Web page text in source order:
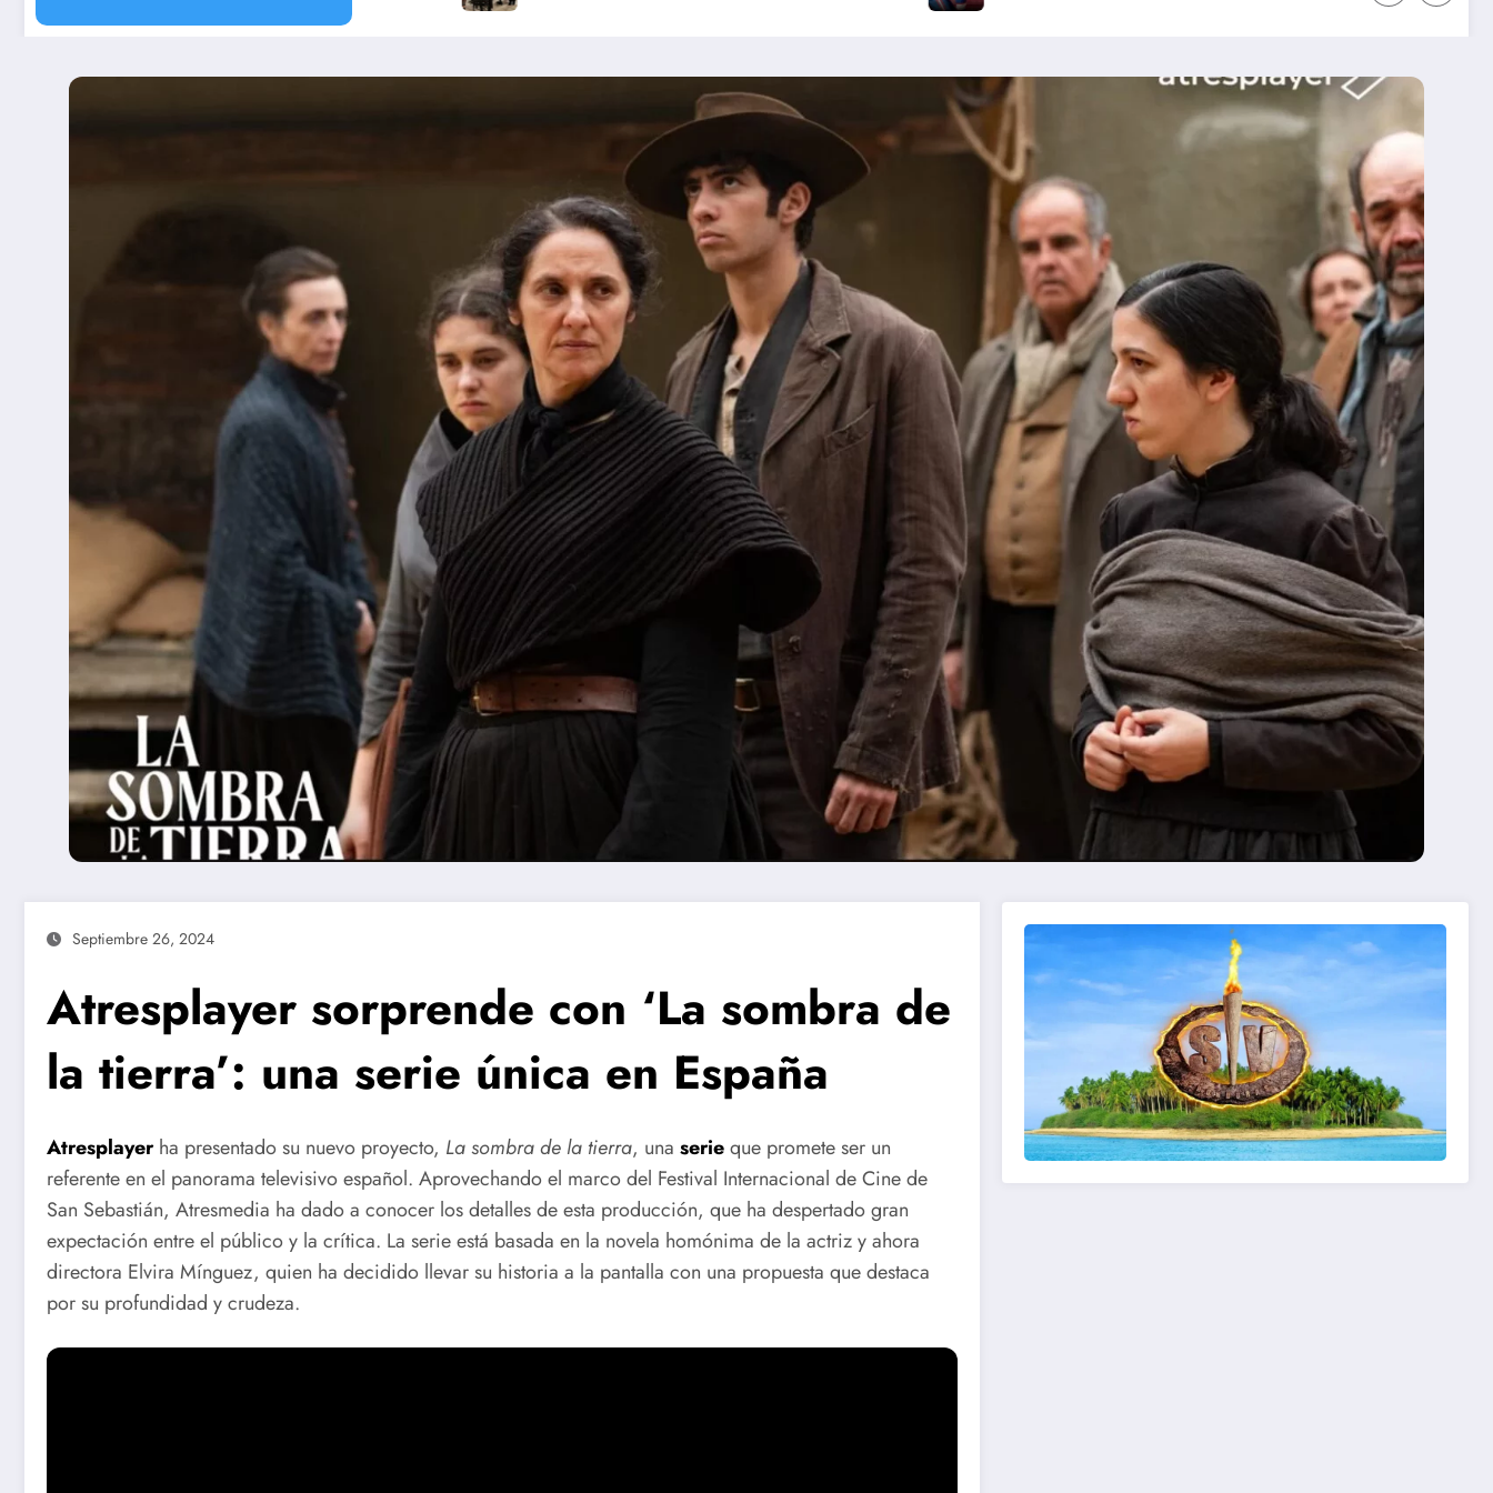
Septiembre 26, 2024
Atresplayer sorprende con ‘La sombra de
la tierra’: una serie única en España
Atresplayerha presentado su nuevo proyecto, La sombra de la tierra, una serieque promete ser un
referente en el panorama televisivo español. Aprovechando el marco del Festival Internacional de Cine de
San Sebastián, Atresmedia ha dado a conocer los detalles de esta producción, que ha despertado gran
expectación entre el público y la crítica. La serie está basada en la novela homónima de la actriz y ahora
directora Elvira Mínguez, quien ha decidido llevar su historia a la pantalla con una propuesta que destaca
por su profundidad y crudeza.